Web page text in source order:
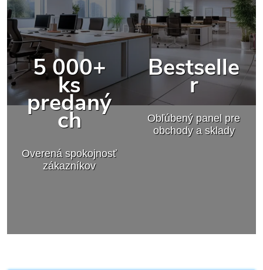
5 000+
ks
predaný
ch
Overená spokojnosť
zákazníkov
Bestselle
r
Obľúbený panel pre
obchody a sklady